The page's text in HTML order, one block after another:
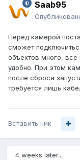
Saab95
Перед камерой
сможет
объектов много, все
удобно. При этом
после сброса
требуется лишь
Вставить ник
4 weeks later...